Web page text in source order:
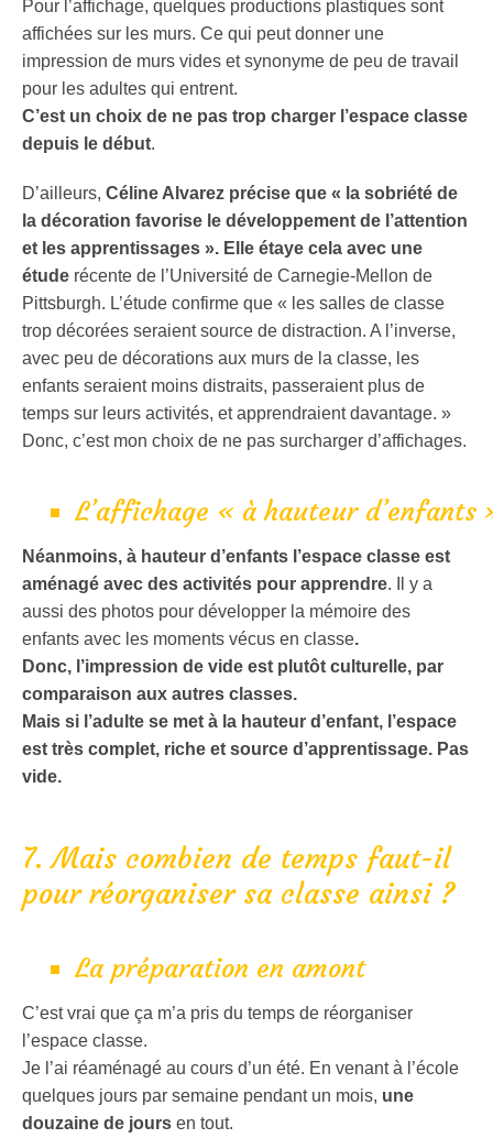
Pour l’affichage, quelques productions plastiques sont
affichées sur les murs. Ce qui peut donner une
impression de murs vides et synonyme de peu de travail
pour les adultes qui entrent.
C’est un choix de ne pas trop charger l’espace classe
depuis le début.
D’ailleurs, Céline Alvarez précise que « la sobriété de
la décoration favorise le développement de l’attention
et les apprentissages ». Elle étaye cela avec une
étude récente de l’Université de Carnegie-Mellon de
Pittsburgh. L’étude confirme que « les salles de classe
trop décorées seraient source de distraction. A l’inverse,
avec peu de décorations aux murs de la classe, les
enfants seraient moins distraits, passeraient plus de
temps sur leurs activités, et apprendraient davantage. »
Donc, c’est mon choix de ne pas surcharger d’affichages.
L’affichage « à hauteur d’enfants
Néanmoins, à hauteur d’enfants l’espace classe est
aménagé avec des activités pour apprendre. Il y a
aussi des photos pour développer la mémoire des
enfants avec les moments vécus en classe.
Donc, l’impression de vide est plutôt culturelle, par
comparaison aux autres classes.
Mais si l’adulte se met à la hauteur d’enfant, l’espace
est très complet, riche et source d’apprentissage. Pas
vide.
7. Mais combien de temps faut-il
pour réorganiser sa classe ainsi ?
La préparation en amont
C’est vrai que ça m’a pris du temps de réorganiser
l’espace classe.
Je l’ai réaménagé au cours d’un été. En venant à l’école
quelques jours par semaine pendant un mois, une
douzaine de jours en tout.